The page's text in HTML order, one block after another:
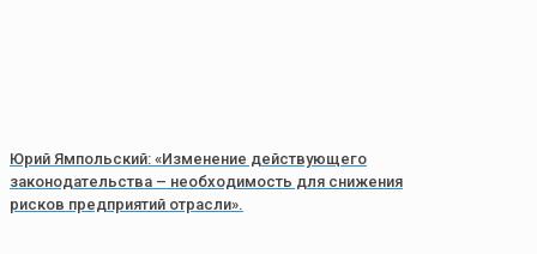
Юрий Ямпольский: «Изменение действующего
законодательства – необходимость для снижения
рисков предприятий отрасли».